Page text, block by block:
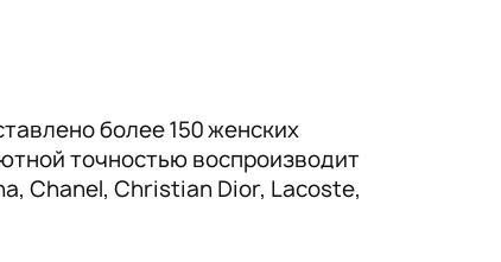
более 150 женских
точностью воспроизводит
Chanel, Christian Dior, Lacoste,